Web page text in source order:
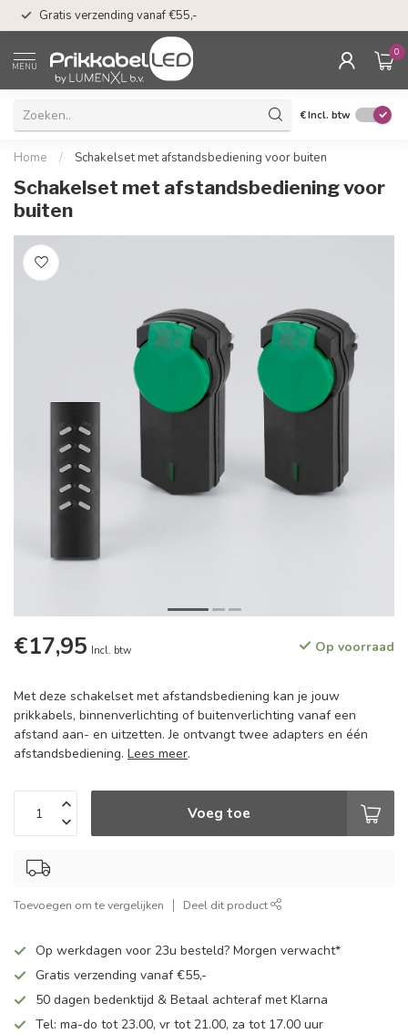
Gratis verzending vanaf €55,-
MENU
0
€Incl. btw
Home / Schakelset met afstandsbediening voor buiten
Schakelset met afstandsbediening voor
buiten
€17,95 Incl. btw Op voorraad
Met deze schakelset met afstandsbediening kan je jouw
prikkabels, binnenverlichting of buitenverlichting vanaf een
afstand aan- en uitzetten. Je ontvangt twee adapters en één
afstandsbediening. Lees meer.
Voeg toe
Toevoegen om te vergelijken Deel dit product
Op werkdagen voor 23u besteld? Morgen verwacht*
Gratis verzending vanaf €55,-
50 dagen bedenktijd & Betaal achteraf met Klarna
Tel: ma-do tot 23.00, vr tot 21.00, za tot 17.00 uur